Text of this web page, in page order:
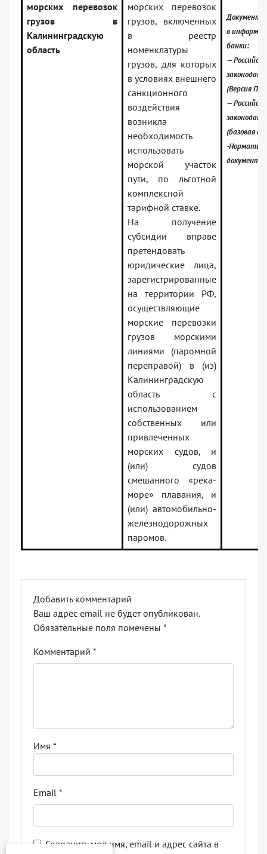
морских перевозок
грузов в
Калининградскую
область
морских перевозок
грузов, включенных
в реестр
номенклатуры
грузов, для которых
в условиях внешнего
санкционного
воздействия
возникла
необходимость
использовать
морской участок
пути, по льготной
комплексной
тарифной ставке.
На получение
субсидии вправе
претендовать
юридические лица,
зарегистрированные
на территории РФ,
осуществляющие
морские перевозки
грузов морскими
линиями (паромной
переправой) в (из)
Калининградскую
область с
использованием
собственных или
привлеченных
морских судов, и
(или) судов
смешанного «река-
море» плавания, и
(или) автомобильно-
железнодорожных
паромов.
Документ
в
банки:
—
(Версия
—
(базовая
-
документы
Добавить комментарий
Ваш адрес email не будет опубликован.
Обязательные поля помечены *
Комментарий *
Имя *
Email *
Сохранить моё имя, email и адрес сайта в